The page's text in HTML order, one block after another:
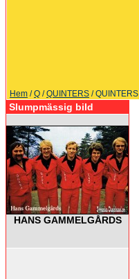
Hem /Q /QUINTERS / QUINTERS
Slumpmässig bild
HANS GAMMELGÅRDS